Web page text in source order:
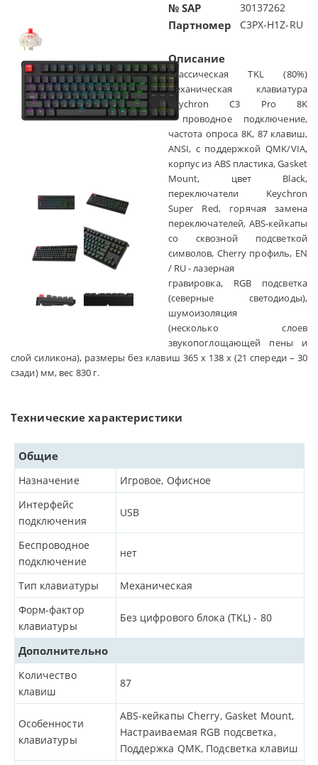
№ SAP 30137262
Партномер C3PX-H1Z-RU
Описание
Классическая TKL (80%)
механическая клавиатура
Keychron C3 Pro 8K
- проводное подключение,
частота опроса 8K, 87 клавиш,
ANSI, с поддержкой QMK/VIA,
корпус из ABS пластика, Gasket
Mount, цвет Black,
переключатели Keychron
Super Red, горячая замена
переключателей, ABS-кейкапы
со сквозной подсветкой
символов, Cherry профиль, EN
/ RU - лазерная
гравировка, RGB подсветка
(северные светодиоды),
шумоизоляция
(несколько слоев
звукопоглощающей пены и
слой силикона), размеры без клавиш 365 x 138 x (21 спереди – 30
сзади) мм, вес 830 г.
Технические характеристики
Общие
Назначение
Игровое, Офисное
Интерфейс
подключения
USB
Беспроводное
подключение
нет
Тип клавиатуры
Механическая
Форм-фактор
клавиатуры
Без цифрового блока (TKL) - 80
Дополнительно
Количество
клавиш
87
Особенности
клавиатуры
ABS-кейкапы Cherry, Gasket Mount,
Настраиваемая RGB подсветка,
Поддержка QMK, Подсветка клавиш